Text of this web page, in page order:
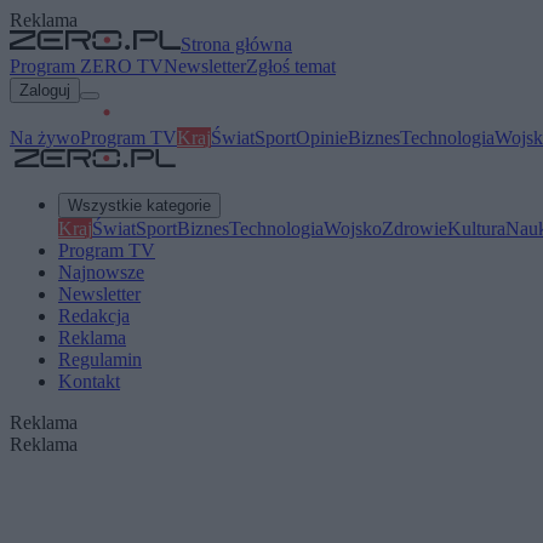
Reklama
Strona główna
Program ZERO TVNewsletterZgłoś temat
Zaloguj
Na żywoProgram TVKrajŚwiatSportOpinieBiznesTechnologia
Wszystkie kategorie
KrajŚwiatSportBiznesTechnologiaWojskoZdrowieKultura
Program TV
Najnowsze
Newsletter
Redakcja
Reklama
Regulamin
Kontakt
Reklama
Reklama